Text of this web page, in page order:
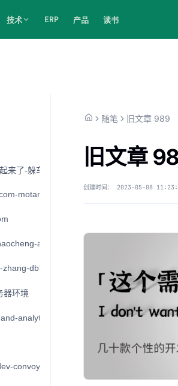
技术 ERP 产品 读书
来了-躲车里20分钟
motan
architect-awesome
dblog
器环境
analytical-processing-混合事务和分析处理
convoy
随笔 旧文章 989
旧文章
创建时间： 2023-05-08